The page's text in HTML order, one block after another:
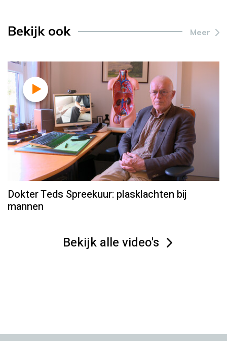
Bekijk ook Meer
Dokter Teds Spreekuur: plasklachten bij
mannen
Bekijk alle video's